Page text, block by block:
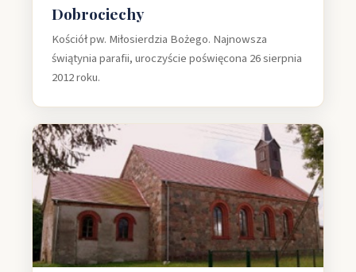
Dobrociechy
Kościół pw. Miłosierdzia Bożego. Najnowsza
świątynia parafii, uroczyście poświęcona 26 sierpnia
2012 roku.